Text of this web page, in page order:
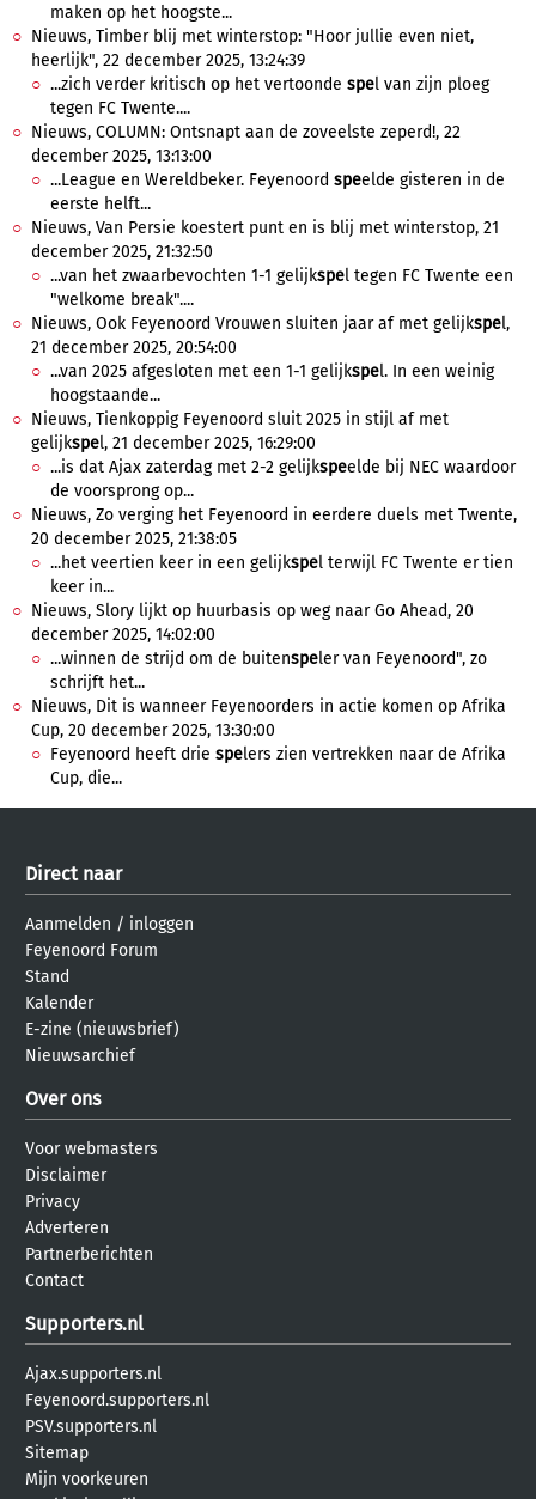
maken op het hoogste...
Nieuws, Timber blij met winterstop: "Hoor jullie even niet,
heerlijk", 22 december 2025, 13:24:39
...zich verder kritisch op het vertoonde spel van zijn ploeg
tegen FC Twente....
Nieuws, COLUMN: Ontsnapt aan de zoveelste zeperd!, 22
december 2025, 13:13:00
...League en Wereldbeker. Feyenoord speelde gisteren in de
eerste helft...
Nieuws, Van Persie koestert punt en is blij met winterstop, 21
december 2025, 21:32:50
...van het zwaarbevochten 1-1 gelijkspel tegen FC Twente een
"welkome break"....
Nieuws, Ook Feyenoord Vrouwen sluiten jaar af met gelijkspel,
21 december 2025, 20:54:00
...van 2025 afgesloten met een 1-1 gelijkspel. In een weinig
hoogstaande...
Nieuws, Tienkoppig Feyenoord sluit 2025 in stijl af met
gelijkspel, 21 december 2025, 16:29:00
...is dat Ajax zaterdag met 2-2 gelijkspeelde bij NEC waardoor
de voorsprong op...
Nieuws, Zo verging het Feyenoord in eerdere duels met Twente,
20 december 2025, 21:38:05
...het veertien keer in een gelijkspel terwijl FC Twente er tien
keer in...
Nieuws, Slory lijkt op huurbasis op weg naar Go Ahead, 20
december 2025, 14:02:00
...winnen de strijd om de buitenspeler van Feyenoord", zo
schrijft het...
Nieuws, Dit is wanneer Feyenoorders in actie komen op Afrika
Cup, 20 december 2025, 13:30:00
Feyenoord heeft drie spelers zien vertrekken naar de Afrika
Cup, die...
Direct naar
Aanmelden / inloggen
Feyenoord Forum
Stand
Kalender
E-zine (nieuwsbrief)
Nieuwsarchief
Over ons
Voor webmasters
Disclaimer
Privacy
Adverteren
Partnerberichten
Contact
Supporters.nl
Ajax.supporters.nl
Feyenoord.supporters.nl
PSV.supporters.nl
Sitemap
Mijn voorkeuren